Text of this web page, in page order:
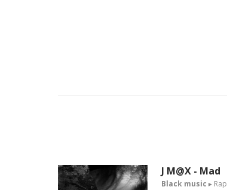
J M@X - Mad
Black music ▸ Rap